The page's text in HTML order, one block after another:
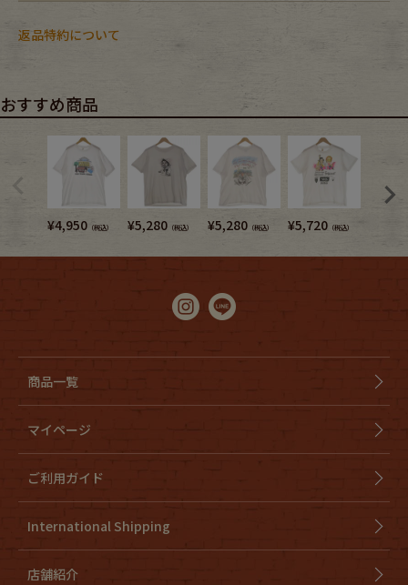
返品特約について
おすすめ商品
¥4,950 （税込） ¥5,280 （税込） ¥5,280 （税込） ¥5,720 （税込）
商品一覧
マイページ
ご利用ガイド
International Shipping
店舗紹介